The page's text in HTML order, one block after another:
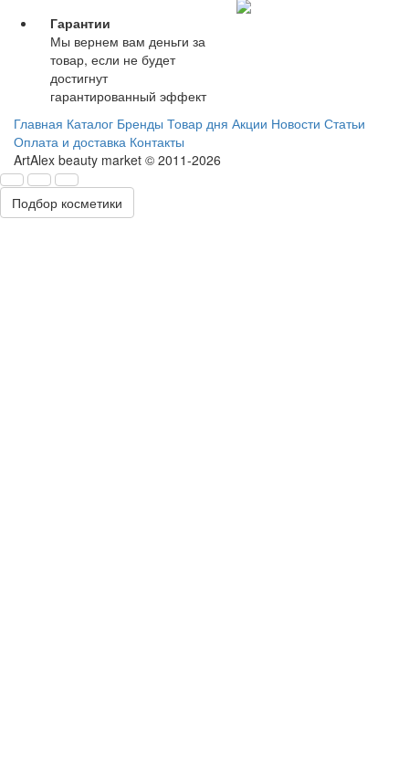
Гарантии
Мы вернем вам деньги за
товар, если не будет
достигнут
гарантированный эффект
Главная Каталог Бренды Товар дня Акции Новости Статьи
Оплата и доставка Контакты
ArtAlex beauty market © 2011-2026
Подбор косметики